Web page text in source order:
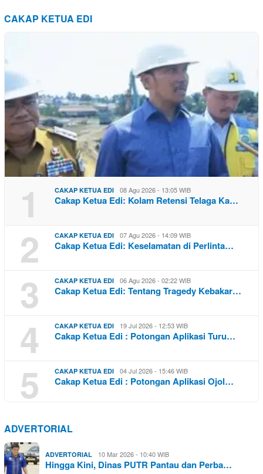
CAKAP KETUA EDI
1 CAKAP KETUA EDI 08 Agu 2026 - 13:05 WIB
Cakap Ketua Edi: Kolam Retensi Telaga Ka…
2 CAKAP KETUA EDI 07 Agu 2026 - 14:09 WIB
Cakap Ketua Edi: Keselamatan di Perlinta…
3 CAKAP KETUA EDI 06 Agu 2026 - 02:22 WIB
Cakap Ketua Edi: Tentang Tragedy Kebakar…
4 CAKAP KETUA EDI 19 Jul 2026 - 12:53 WIB
Cakap Ketua Edi : Potongan Aplikasi Turu…
5 CAKAP KETUA EDI 04 Jul 2026 - 15:46 WIB
Cakap Ketua Edi : Potongan Aplikasi Ojol…
ADVERTORIAL
ADVERTORIAL 10 Mar 2026 - 10:40 WIB
Hingga Kini, Dinas PUTR Pantau dan Perba…